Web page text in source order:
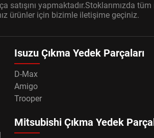
yapmaktadır.Stoklarımızda
ürünler için bizimle iletişime geçiniz.
Isuzu Çıkma Yedek Parçaları
D-Max
Amigo
Trooper
Mitsubishi Çıkma Yedek